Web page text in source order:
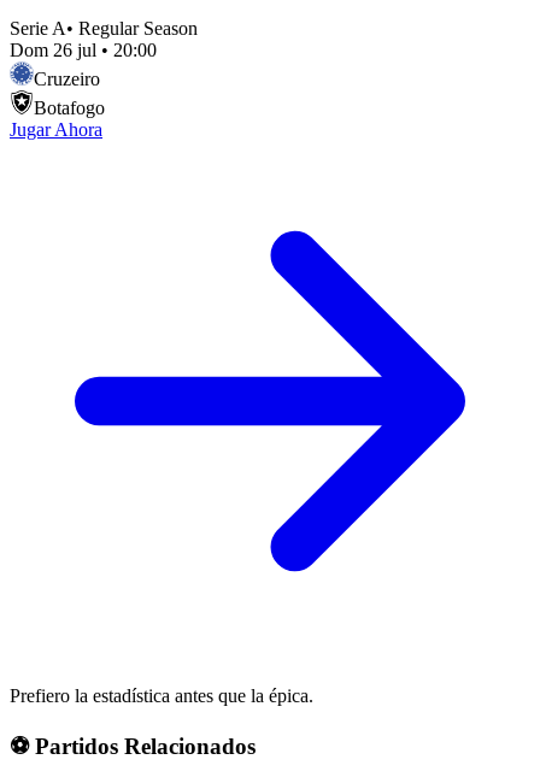
Serie A• Regular Season
Dom 26 jul • 20:00
Cruzeiro
Botafogo
Jugar Ahora
Prefiero la estadística antes que la épica.
⚽ Partidos Relacionados